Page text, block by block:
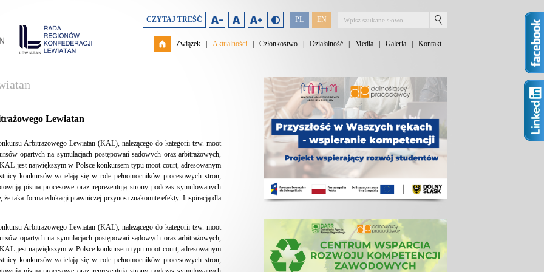
PL EN
CZYTAJ TREŚĆ
Związek Aktualności Członkostwo Działalność Media Galeria Kontakt
Lewiatan
Arbitrażowego Lewiatan (KAL), należącego do kategorii tzw. moot
opartych na symulacjach postępowań sądowych oraz arbitrażowych,
jest największym w Polsce konkursem typu moot court, adresowanym
konkursów wcielają się w role pełnomocników procesowych stron,
pisma procesowe oraz reprezentują strony podczas symulowanych
taka forma edukacji prawniczej przynosi znakomite efekty. Inspiracją dla
Arbitrażowego Lewiatan (KAL), należącego do kategorii tzw. moot
opartych na symulacjach postępowań sądowych oraz arbitrażowych,
jest największym w Polsce konkursem typu moot court, adresowanym
konkursów wcielają się w role pełnomocników procesowych stron,